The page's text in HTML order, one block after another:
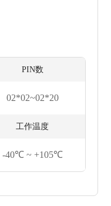
PIN数
02*02~02*20
工作温度
-40℃ ~ +105℃